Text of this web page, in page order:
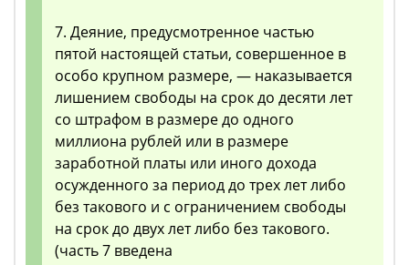
7. Деяние, предусмотренное частью
пятой настоящей статьи, совершенное в
особо крупном размере, — наказывается
лишением свободы на срок до десяти лет
со штрафом в размере до одного
миллиона рублей или в размере
заработной платы или иного дохода
осужденного за период до трех лет либо
без такового и с ограничением свободы
на срок до двух лет либо без такового.
(часть 7 введена